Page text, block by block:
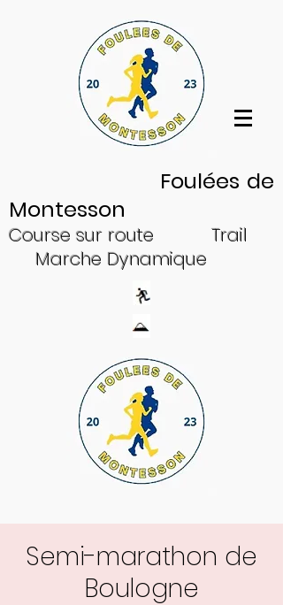
Log In
Foulées de
Montesson
Course sur route
Trail
Marche Dynamique
Semi-marathon de
Boulogne